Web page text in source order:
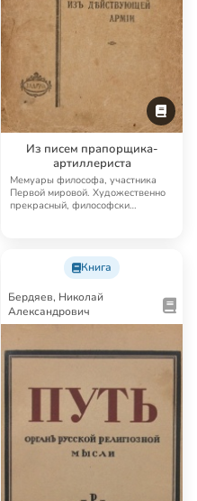
Из писем прапорщика-
артиллериста
Мемуары философа, участника
прекрасный, философски
глубокий, историчес…
Книга
Бердяев, Николай
Александрович